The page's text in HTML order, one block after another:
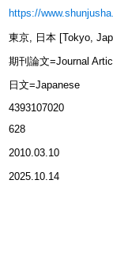
https://
東京, 日本 [Tokyo,
期刊論文=Journal
日文=Japanese
4393107020
628
2010.03.10
2025.10.14